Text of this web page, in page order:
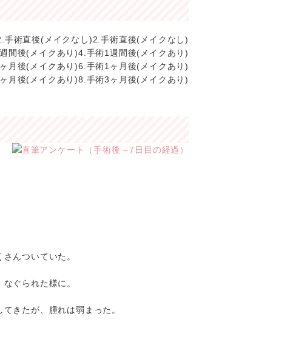
2.手術直後(メイクなし)
4.手術1週間後(メイクあり)
6.手術1ヶ月後(メイクあり)
8.手術3ヶ月後(メイクあり)
んついていた。
ぐられた様に。
きたが、腫れは弱まった。